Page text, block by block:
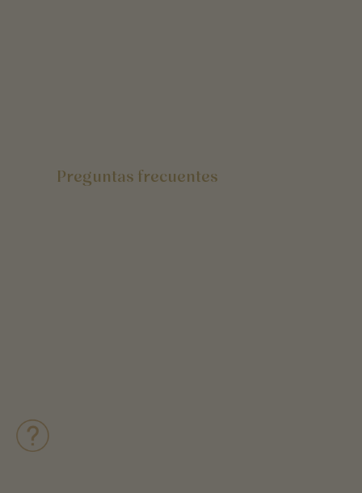
Preguntas frecuentes